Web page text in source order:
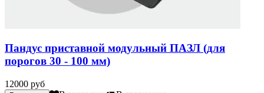
Пандус приставной модульный ПАЗЛ (для
порогов 30 - 100 мм)
12000 руб